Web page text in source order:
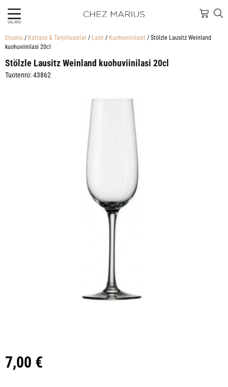
VALIKKO
Etusivu / Kattaus & Tarjoiluastiat / Lasit / Kuohuviinilasit / Stölzle Lausitz Weinland
kuohuviinilasi 20cl
Stölzle Lausitz Weinland kuohuviinilasi 20cl
Tuotenro: 43862
7,00 €